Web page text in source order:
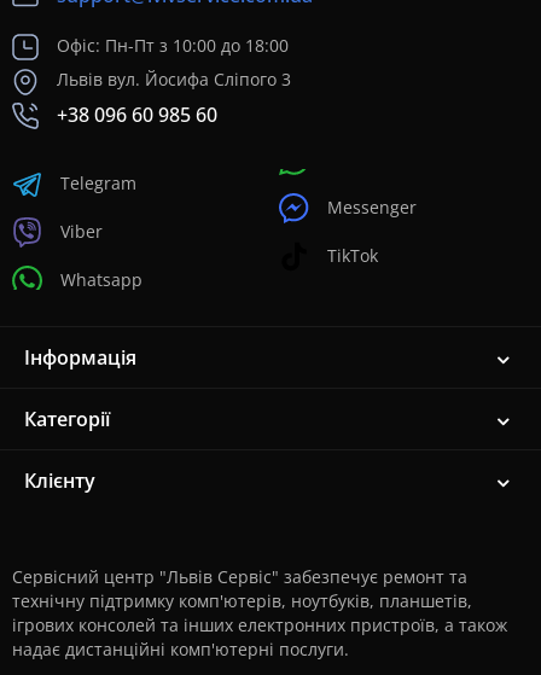
Офіс: Пн-Пт з 10:00 до 18:00
Львів вул. Йосифа Сліпого 3
+38 096 60 985 60
Telegram
Viber
Whatsapp
Messenger
TikTok
Інформація
Категорії
Клієнту
Сервісний центр "Львів Сервіс" забезпечує ремонт та
технічну підтримку комп'ютерів, ноутбуків, планшетів,
ігрових консолей та інших електронних пристроїв, а також
надає дистанційні комп'ютерні послуги.